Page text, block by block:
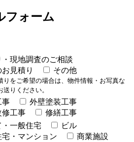
フォーム
・現地調査のご相談
見積り
その他
をご希望の場合は、物件情報・お写真な
送りください。
事
外壁塗装工事
修工事
修繕工事
・一般住宅
ビル
宅・マンション
商業施設